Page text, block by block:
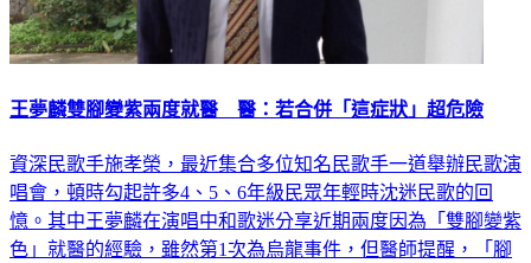
王夢麟雙腳變紫兩度就醫 醫：若合併「這症狀」超危險
資深民歌手施孝榮，最近集合多位知名民歌手一道舉辦民歌演
唱會，頓時勾起許多4、5、6年級民眾年輕時沈迷民歌的回
憶。其中王夢麟在演唱中和歌迷分享近期兩度因為「雙腳變紫
色」就醫的經驗，雖然第1次為烏龍事件，但醫師提醒，「腳